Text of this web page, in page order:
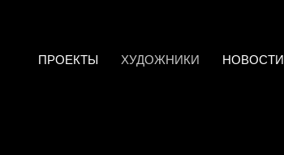
ПРОЕКТЫ ХУДОЖНИКИ НОВОСТИ